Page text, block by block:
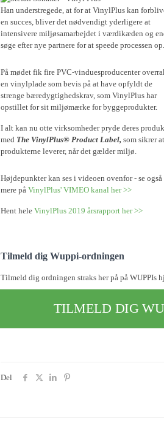
Han understregede, at for at VinylPlus kan
en succes, bliver det nødvendigt yderligere at
intensivere miljøsamarbejdet i værdikæden og
søge efter nye partnere for at speede processen op.
På mødet fik fire PVC-vinduesproducenter
en vinylplade som bevis på at have opfyldt de
strenge bæredygtighedskrav, som VinylPlus har
opstillet for sit miljømærke for byggeprodukter.
I alt kan nu otte virksomheder pryde deres
med The VinylPlus® Product Label, som sikrer at
produkterne leverer, når det gælder miljø.
Højdepunkter kan ses i videoen ovenfor - se også
mere på VinylPlus' VIMEO kanal her >>
Hent hele VinylPlus 2019 årsrapport her >>
Tilmeld dig Wuppi-ordningen
Tilmeld dig ordningen straks her på på WUPPIs
TILMELD DIG
Del